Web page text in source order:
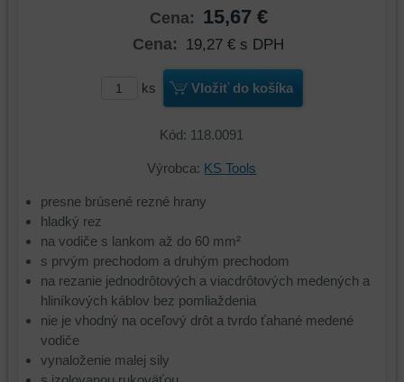
Cena: 15,67 €
Cena: 19,27 € s DPH
ks Vložiť do košíka
Kód: 118.0091
Výrobca: KS Tools
presne brúsené rezné hrany
hladký rez
na vodiče s lankom až do 60 mm²
s prvým prechodom a druhým prechodom
na rezanie jednodrôtových a viacdrôtových medených a
hliníkových káblov bez pomliaždenia
nie je vhodný na oceľový drôt a tvrdo ťahané medené
vodiče
vynaloženie malej sily